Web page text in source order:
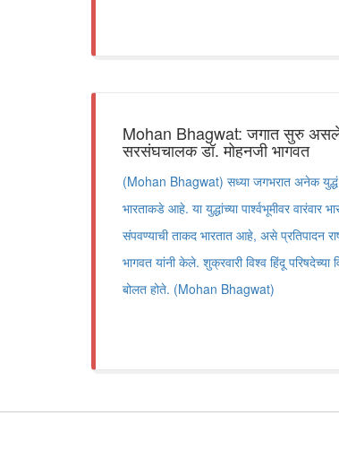
Mohan Bhagwat: जगात सुरु
सरसंघचालक डॉ. मोहनजी भागवत
(Mohan Bhagwat) सध्या जगभरात अनेक युद्धं
भारताकडे आहे. या युद्धांच्या पार्श्वभूमीवर
संपवण्याची ताकद भारतात आहे, असे प्रतिपादन
भागवत यांनी केले. शुक्रवारी विश्व हिंदू परिषदेच्या
बोलत होते. (Mohan Bhagwat)